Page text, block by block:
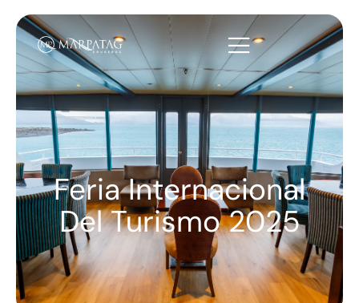
Feria Internacional
Del Turismo 2025